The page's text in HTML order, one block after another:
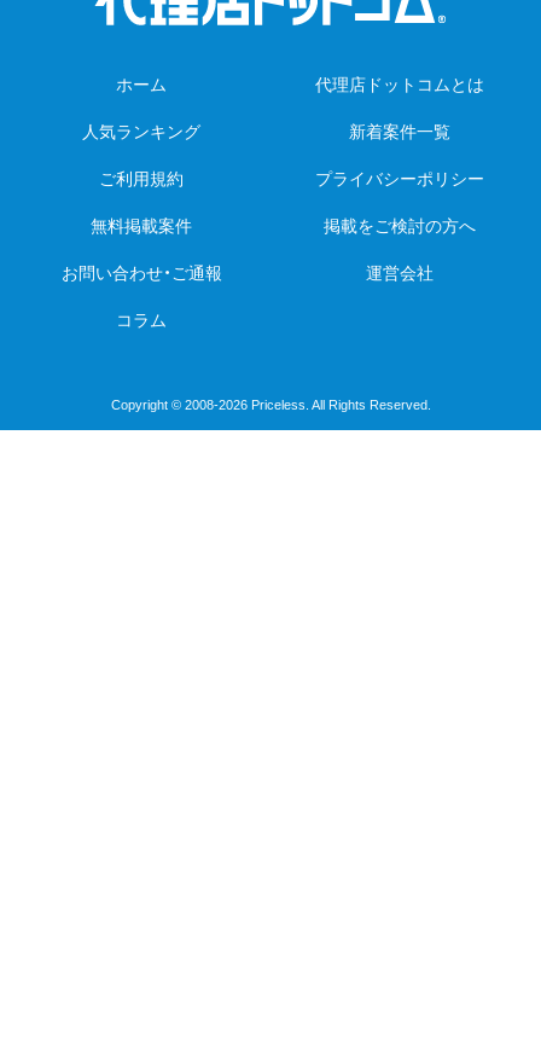
ホーム 代理店ドットコムとは
人気ランキング 新着案件一覧
ご利用規約 プライバシーポリシー
無料掲載案件 掲載をご検討の方へ
お問い合わせ・ご通報 運営会社
コラム
Copyright © 2008-2026 Priceless. All Rights Reserved.